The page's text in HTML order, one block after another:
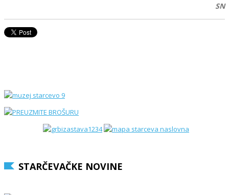
SN
STARČEVAČKE NOVINE